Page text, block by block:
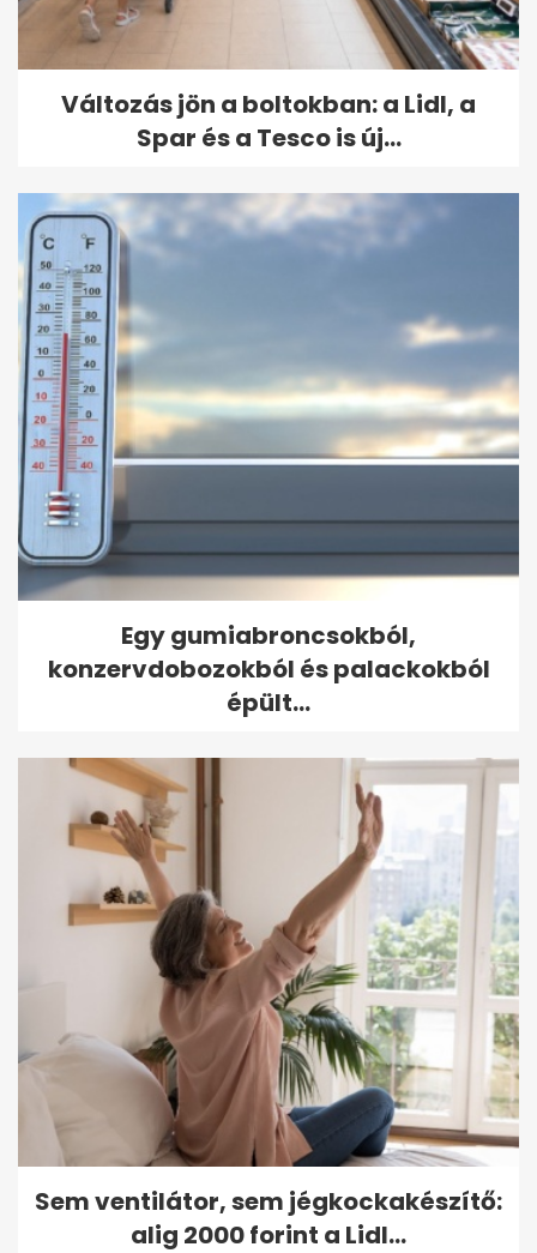
Változás jön a boltokban: a Lidl, a
Spar és a Tesco is új...
Egy gumiabroncsokból,
konzervdobozokból és palackokból
épült...
Sem ventilátor, sem jégkockakészítő:
alig 2000 forint a Lidl...